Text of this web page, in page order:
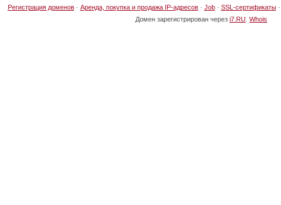
Регистрация доменов· Аренда, покупка и продажа IP-адресов· Job· SSL-сертификаты·
Домен зарегистрирован через i7.RU Whois